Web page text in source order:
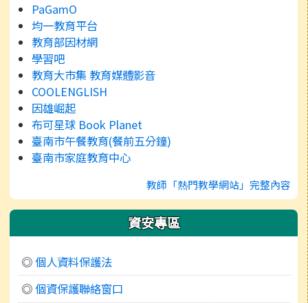
PaGamO
均一教育平台
教育部因材網
學習吧
教育大市集 教育媒體影音
COOLENGLISH
因雄崛起
布可星球 Book Planet
臺南市午餐教育(餐前五分鐘)
臺南市家庭教育中心
教師「熱門教學網站」完整內容
資安專區
◎個人資料保護法
◎個資保護聯絡窗口